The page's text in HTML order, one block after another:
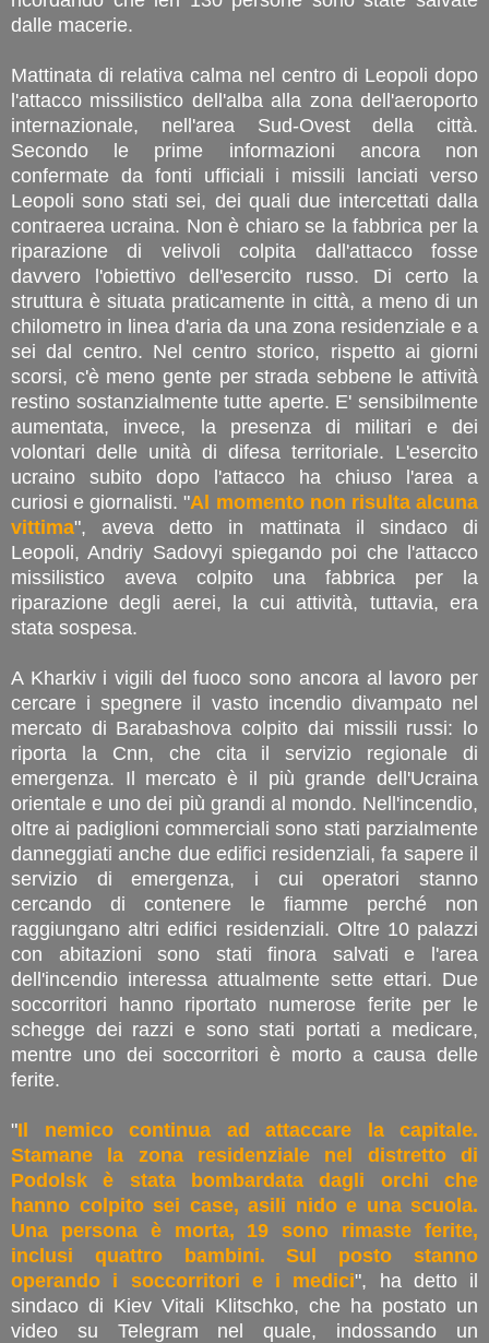
dalle macerie.
Mattinata di relativa calma nel centro di Leopoli dopo
l'attacco missilistico dell'alba alla zona dell'aeroporto
internazionale, nell'area Sud-Ovest della città.
Secondo le prime informazioni ancora non
confermate da fonti ufficiali i missili lanciati verso
Leopoli sono stati sei, dei quali due intercettati dalla
contraerea ucraina. Non è chiaro se la fabbrica per la
riparazione di velivoli colpita dall'attacco fosse
davvero l'obiettivo dell'esercito russo. Di certo la
struttura è situata praticamente in città, a meno di un
chilometro in linea d'aria da una zona residenziale e a
sei dal centro. Nel centro storico, rispetto ai giorni
scorsi, c'è meno gente per strada sebbene le attività
restino sostanzialmente tutte aperte. E' sensibilmente
aumentata, invece, la presenza di militari e dei
volontari delle unità di difesa territoriale. L'esercito
ucraino subito dopo l'attacco ha chiuso l'area a
curiosi e giornalisti. "Al momento non risulta alcuna
vittima", aveva detto in mattinata il sindaco di
Leopoli, Andriy Sadovyi spiegando poi che l'attacco
missilistico aveva colpito una fabbrica per la
riparazione degli aerei, la cui attività, tuttavia, era
stata sospesa.
A Kharkiv i vigili del fuoco sono ancora al lavoro per
cercare i spegnere il vasto incendio divampato nel
mercato di Barabashova colpito dai missili russi: lo
riporta la Cnn, che cita il servizio regionale di
emergenza. Il mercato è il più grande dell'Ucraina
orientale e uno dei più grandi al mondo. Nell'incendio,
oltre ai padiglioni commerciali sono stati parzialmente
danneggiati anche due edifici residenziali, fa sapere il
servizio di emergenza, i cui operatori stanno
cercando di contenere le fiamme perché non
raggiungano altri edifici residenziali. Oltre 10 palazzi
con abitazioni sono stati finora salvati e l'area
dell'incendio interessa attualmente sette ettari. Due
soccorritori hanno riportato numerose ferite per le
schegge dei razzi e sono stati portati a medicare,
mentre uno dei soccorritori è morto a causa delle
ferite.
"Il nemico continua ad attaccare la capitale.
Stamane la zona residenziale nel distretto di
Podolsk è stata bombardata dagli orchi che
hanno colpito sei case, asili nido e una scuola.
Una persona è morta, 19 sono rimaste ferite,
inclusi quattro bambini. Sul posto stanno
operando i soccorritori e i medici", ha detto il
sindaco di Kiev Vitali Klitschko, che ha postato un
video su Telegram nel quale, indossando un